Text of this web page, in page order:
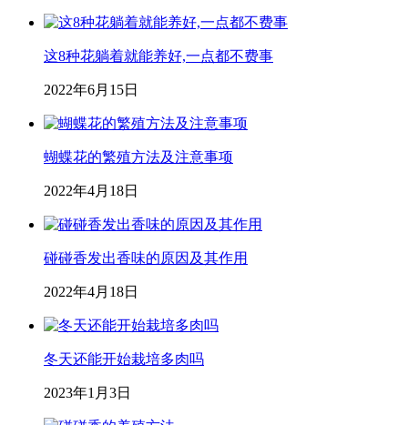
这8种花躺着就能养好,一点都不费事
2022年6月15日
蝴蝶花的繁殖方法及注意事项
2022年4月18日
碰碰香发出香味的原因及其作用
2022年4月18日
冬天还能开始栽培多肉吗
2023年1月3日